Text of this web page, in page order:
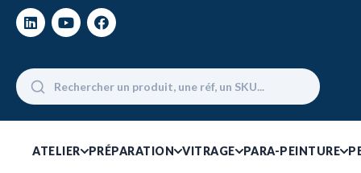
ATELIER PRÉPARATION VITRAGE PARA-PEINTURE